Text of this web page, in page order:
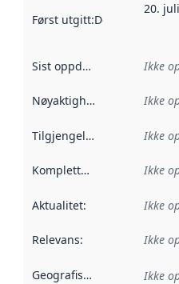
Først utgitt:Denne datoen
20.
Sist oppdatert Ikke
Nøyaktighet Ikke
Tilgjengelighet Ikke
Kompletthet Ikke
Aktualitet: Ikke
Relevans: Ikke
Geografisk avgrensning :
Ikke